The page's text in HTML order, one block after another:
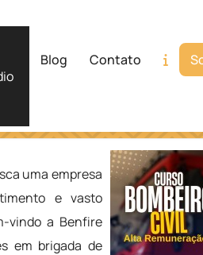
Blog Contato
Solicite um Orçamento
uma empresa
e vasto
vindo a Benfire
em brigada de